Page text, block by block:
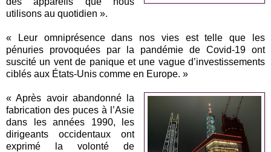
utilisons au quotidien ».
« Leur omniprésence dans nos vies est telle que les
pénuries provoquées par la pandémie de Covid-19 ont
suscité un vent de panique et une vague d’investissements
ciblés aux États-Unis comme en Europe. »
« Après avoir abandonné la
fabrication des puces à l’Asie
dans les années 1990, les
dirigeants occidentaux ont
exprimé la volonté de